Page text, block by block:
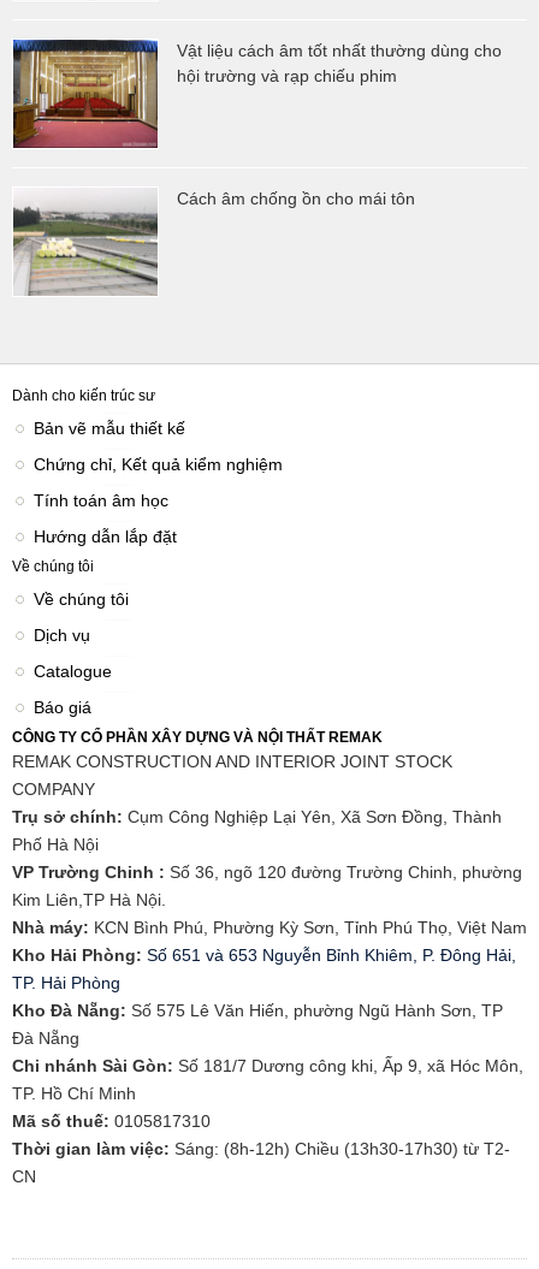
Vật liệu cách âm tốt nhất thường dùng cho
hội trường và rạp chiếu phim
Cách âm chống ồn cho mái tôn
Dành cho kiến trúc sư
Bản vẽ mẫu thiết kế
Chứng chỉ, Kết quả kiểm nghiệm
Tính toán âm học
Hướng dẫn lắp đặt
Về chúng tôi
Về chúng tôi
Dịch vụ
Catalogue
Báo giá
CÔNG TY CỔ PHẦN XÂY DỰNG VÀ NỘI THẤT REMAK
REMAK CONSTRUCTION AND INTERIOR JOINT STOCK
COMPANY
Trụ sở chính: Cụm Công Nghiệp Lại Yên, Xã Sơn Đồng, Thành
Phố Hà Nội
VP Trường Chinh : Số 36, ngõ 120 đường Trường Chinh, phường
Kim Liên,TP Hà Nội.
Nhà máy: KCN Bình Phú, Phường Kỳ Sơn, Tỉnh Phú Thọ, Việt Nam
Kho Hải Phòng: Số 651 và 653 Nguyễn Bỉnh Khiêm, P. Đông Hải,
TP. Hải Phòng
​Kho Đà Nẵng: Số 575 Lê Văn Hiến, phường Ngũ Hành Sơn, TP
Đà Nẵng
Chi nhánh Sài Gòn: Số 181/7 Dương công khi, Ấp 9, xã Hóc Môn,
TP. Hồ Chí Minh
Mã số thuế: 0105817310​
Thời gian làm việc: Sáng: (8h-12h) Chiều (13h30-17h30) từ T2-
CN